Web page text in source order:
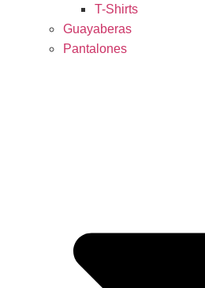
T-Shirts
Guayaberas
Pantalones